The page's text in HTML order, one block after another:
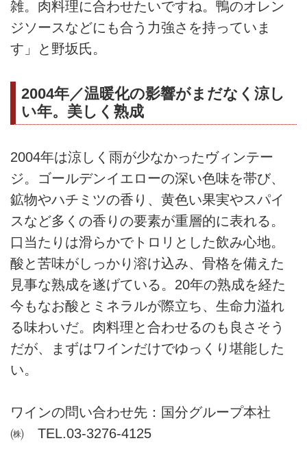
雑。肉料理に合わせたいですね。鴨のオレン
ジソースなどにも合う力強さを持っていま
す」と野坂氏。
2004年／温暖化の影響がまだなく涼し
い年。美しく熟成
2004年は涼しく雨が少なかったヴィンテー
ジ。ゴールデンイエローの深い色味を帯び、
鉱物やハチミツの香り、黄色い果実やスパイ
スなど多くの香りの要素が重層的に表れる。
口当たりは滑らかでトロリとした飲み心地。
酸と苦味がしっかり溶け込み、骨格を備えた
見事な熟成を遂げている。20年の熟成を経た
今もなお酸とミネラルが際立ち、生命力溢れ
る味わいだ。肉料理と合わせるのも良さそう
だが、まずはワインだけでゆっくり堪能した
い。
ワインの問い合わせ先：国分グループ本社
㈱ TEL.03-3276-4125